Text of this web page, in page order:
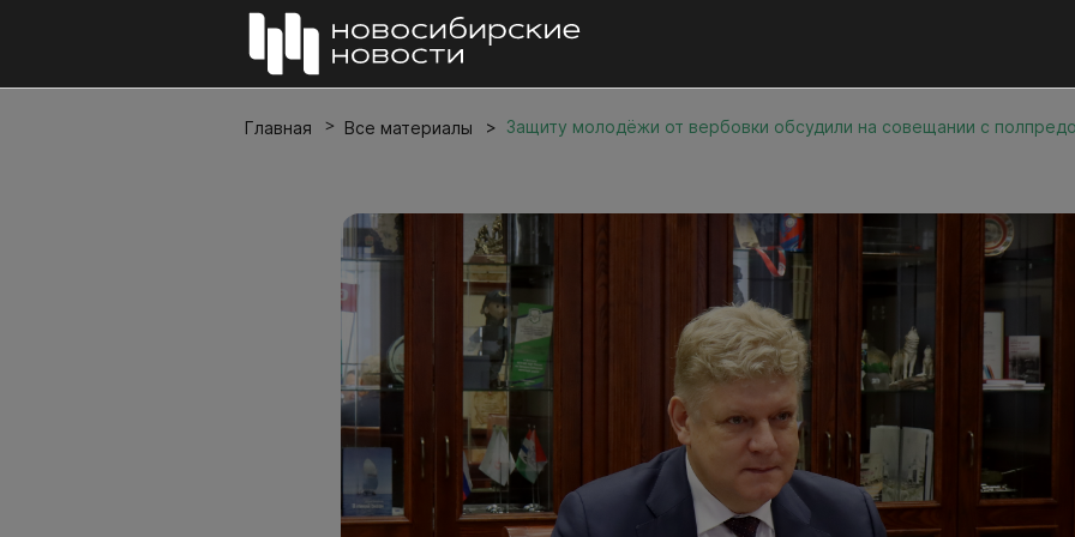
Главная Все материалы Защиту молодёжи от вербовки обсудили на совещании с